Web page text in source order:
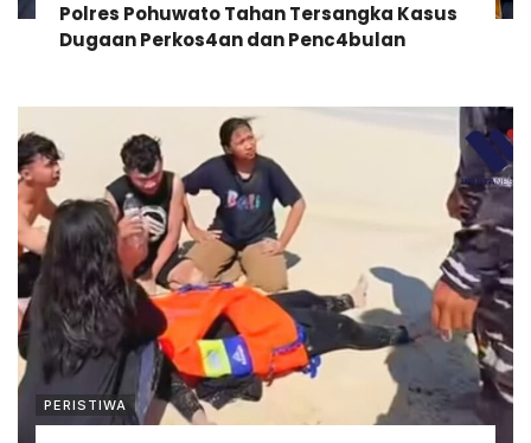
Polres Pohuwato Tahan Tersangka Kasus
Dugaan Perkos4an dan Penc4bulan
PERISTIWA